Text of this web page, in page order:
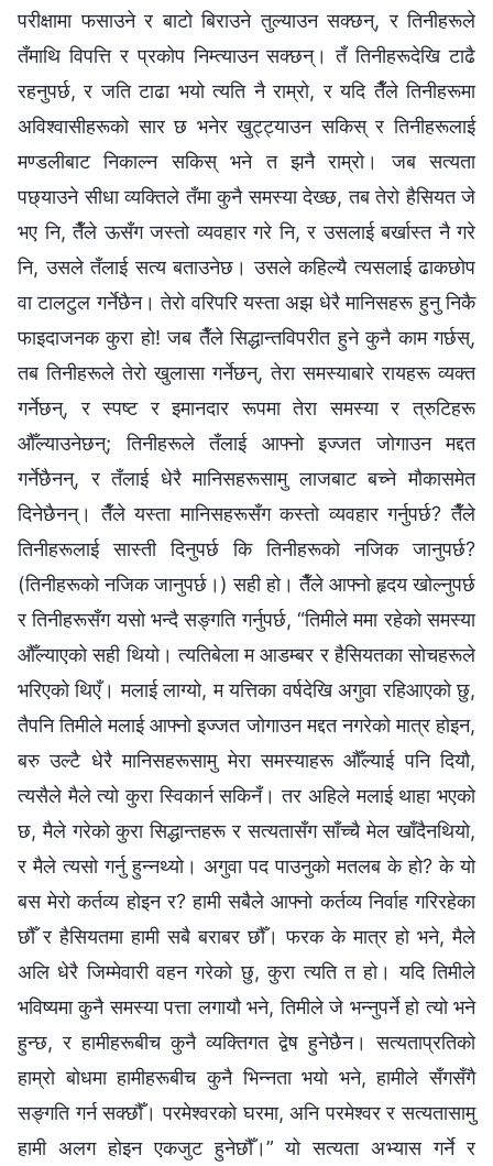
परीक्षामा फसाउने र बाटो बिराउने तुल्याउन सक्छन्, र तिनीहरूले
तँमाथि विपत्ति र प्रकोप निम्त्याउन सक्छन्। तँ तिनीहरूदेखि टाढै
रहनुपर्छ, र जति टाढा भयो त्यति नै राम्रो, र यदि तैँले तिनीहरूमा
अविश्‍वासीहरूको सार छ भनेर खुट्ट्याउन सकिस् र तिनीहरूलाई
मण्डलीबाट निकाल्न सकिस् भने त झनै राम्रो। जब सत्यता
पछ्याउने सीधा व्यक्तिले तँमा कुनै समस्या देख्‍छ, तब तेरो हैसियत जे
भए नि, तैँले ऊसँग जस्तो व्यवहार गरे नि, र उसलाई बर्खास्त नै गरे
नि, उसले तँलाई सत्य बताउनेछ। उसले कहिल्यै त्यसलाई ढाकछोप
वा टालटुल गर्नेछैन। तेरो वरिपरि यस्ता अझ धेरै मानिसहरू हुनु निकै
फाइदाजनक कुरा हो! जब तैँले सिद्धान्तविपरीत हुने कुनै काम गर्छस्,
तब तिनीहरूले तेरो खुलासा गर्नेछन्, तेरा समस्याबारे रायहरू व्यक्त
गर्नेछन्, र स्पष्ट र इमानदार रूपमा तेरा समस्या र त्रुटिहरू
औँल्याउनेछन्; तिनीहरूले तँलाई आफ्नो इज्जत जोगाउन मद्दत
गर्नेछैनन्, र तँलाई धेरै मानिसहरूसामु लाजबाट बच्ने मौकासमेत
दिनेछैनन्। तैँले यस्ता मानिसहरूसँग कस्तो व्यवहार गर्नुपर्छ? तैँले
तिनीहरूलाई सास्ती दिनुपर्छ कि तिनीहरूको नजिक जानुपर्छ?
(तिनीहरूको नजिक जानुपर्छ।) सही हो। तैँले आफ्नो हृदय खोल्नुपर्छ
र तिनीहरूसँग यसो भन्दै सङ्गति गर्नुपर्छ, “तिमीले ममा रहेको समस्या
औँल्याएको सही थियो। त्यतिबेला म आडम्बर र हैसियतका सोचहरूले
भरिएको थिएँ। मलाई लाग्यो, म यत्तिका वर्षदेखि अगुवा रहिआएको छु,
तैपनि तिमीले मलाई आफ्नो इज्जत जोगाउन मद्दत नगरेको मात्र होइन,
बरु उल्टै धेरै मानिसहरूसामु मेरा समस्याहरू औँल्याई पनि दियौ,
त्यसैले मैले त्यो कुरा स्विकार्न सकिनँ। तर अहिले मलाई थाहा भएको
छ, मैले गरेको कुरा सिद्धान्तहरू र सत्यतासँग साँच्चै मेल खाँदैनथियो,
र मैले त्यसो गर्नु हुन्नथ्यो। अगुवा पद पाउनुको मतलब के हो? के यो
बस मेरो कर्तव्य होइन र? हामी सबैले आफ्नो कर्तव्य निर्वाह गरिरहेका
छौँ र हैसियतमा हामी सबै बराबर छौँ। फरक के मात्र हो भने, मैले
अलि धेरै जिम्मेवारी वहन गरेको छु, कुरा त्यति त हो। यदि तिमीले
भविष्यमा कुनै समस्या पत्ता लगायौ भने, तिमीले जे भन्नुपर्ने हो त्यो भने
हुन्छ, र हामीहरूबीच कुनै व्यक्तिगत द्वेष हुनेछैन। सत्यताप्रतिको
हाम्रो बोधमा हामीहरूबीच कुनै भिन्नता भयो भने, हामीले सँगसँगै
सङ्गति गर्न सक्छौँ। परमेश्‍वरको घरमा, अनि परमेश्‍वर र सत्यतासामु
हामी अलग होइन एकजुट हुनेछौँ।” यो सत्यता अभ्यास गर्ने र